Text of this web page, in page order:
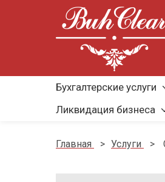
Бухгалтерские услуги
Ликвидация бизнеса
Главная > Услуги >